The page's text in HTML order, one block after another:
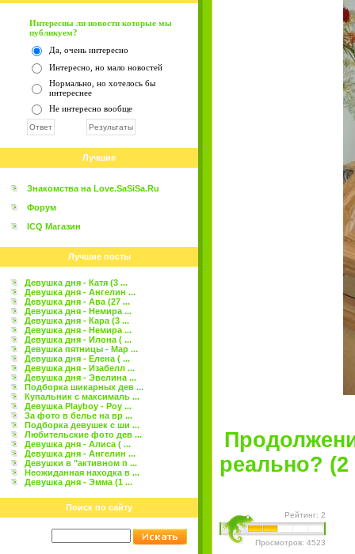
Интересны ли новости которые мы
публикуем?
Да, очень интересно
Интересно, но мало новостей
Нормально, но хотелось бы
интереснее
Не интересно вообще
Лучшие
Знакомства на Love.SaSiSa.Ru
Форум
ICQ Магазин
Лучшие посты
Девушка дня - Катя (3 ...
Девушка дня - Ангелин ...
Девушка дня - Ава (27 ...
Девушка дня - Немира ...
Девушка дня - Кара (3 ...
Девушка дня - Немира ...
Девушка дня - Илона ( ...
Девушка пятницы - Мар ...
Девушка дня - Елена ( ...
Девушка дня - Изабелл ...
Девушка дня - Эвелина ...
Подборка шикарных дев ...
Купальник с максималь ...
Девушка Playboy - Роу ...
За фото в белье на вр ...
Подборка девушек с ши ...
Любительские фото дев ...
Девушка дня - Алиса ( ...
Девушка дня - Ангелин ...
Девушки в "активном п ...
Неожиданная находка в ...
Девушка дня - Эмма (1 ...
Поиск по сайту
реально?
Рейтинг: 2
Просмотров: 4523